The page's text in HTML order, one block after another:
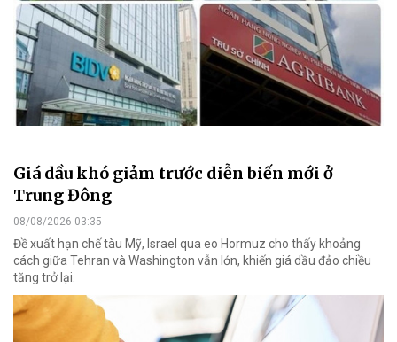
Giá dầu khó giảm trước diễn biến mới ở
Trung Đông
08/08/2026 03:35
Đề xuất hạn chế tàu Mỹ, Israel qua eo Hormuz cho thấy khoảng
cách giữa Tehran và Washington vẫn lớn, khiến giá dầu đảo chiều
tăng trở lại.